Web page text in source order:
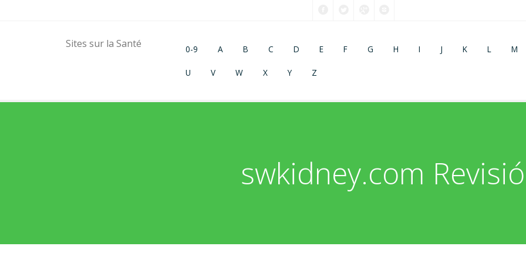
Sites sur la Santé 0-9 A B C D E F G H I J K L M
U V W X Y Z
swkidney.com